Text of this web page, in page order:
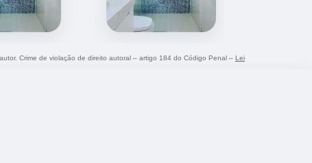
Crime de violação de direito autoral – artigo 184 do Código Penal – Lei